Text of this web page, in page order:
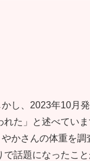
し、2023年10月
た」と述べてい
かさんの体重を
で話題になったこ